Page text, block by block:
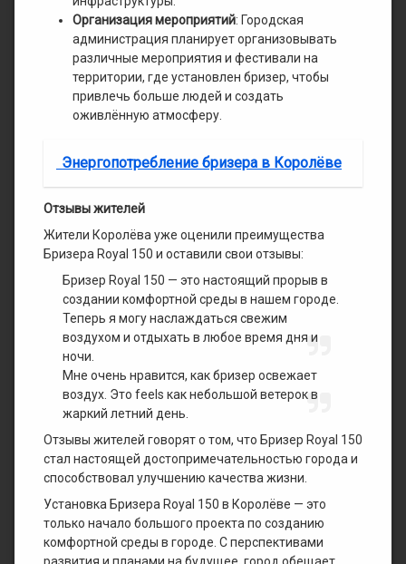
Организация мероприятий: Городская
администрация планирует организовывать
различные мероприятия и фестивали на
территории, где установлен бризер, чтобы
привлечь больше людей и создать
оживлённую атмосферу.
Энергопотребление бризера в Королёве
Отзывы жителей
Жители Королёва уже оценили преимущества
Бризера Royal 150 и оставили свои отзывы:
Бризер Royal 150 — это настоящий прорыв в
создании комфортной среды в нашем городе.
Теперь я могу наслаждаться свежим
воздухом и отдыхать в любое время дня и
ночи.
Мне очень нравится, как бризер освежает
воздух. Это feels как небольшой ветерок в
жаркий летний день.
Отзывы жителей говорят о том, что Бризер Royal 150
стал настоящей достопримечательностью города и
способствовал улучшению качества жизни.
Установка Бризера Royal 150 в Королёве — это
только начало большого проекта по созданию
комфортной среды в городе. С перспективами
развития и планами на будущее, город обещает